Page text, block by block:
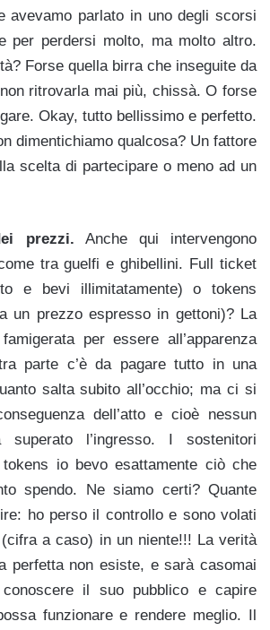
avevamo parlato in uno degli scorsi
per perdersi molto, ma molto altro.
Forse quella birra che inseguite da
ritrovarla mai più, chissà. O forse
Okay, tutto bellissimo e perfetto.
dimentichiamo qualcosa? Un fattore
scelta di partecipare o meno ad un
prezzi. Anche qui intervengono
tra guelfi e ghibellini. Full ticket
e bevi illimitatamente) o tokens
un prezzo espresso in gettoni)? La
per essere all’apparenza
parte c’è da pagare tutto in una
salta subito all’occhio; ma ci si
dell’atto e cioè nessun
l’ingresso. I sostenitori
io bevo esattamente ciò che
spendo. Ne siamo certi? Quante
ho perso il controllo e sono volati
a caso) in un niente!!! La verità
perfetta non esiste, e sarà casomai
il suo pubblico e capire
funzionare e rendere meglio. Il